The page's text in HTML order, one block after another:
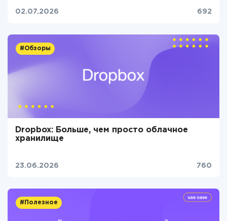
02.07.2026 692
#Обзоры
Dropbox: Больше, чем просто облачное
хранилище
23.06.2026 760
#Полезное